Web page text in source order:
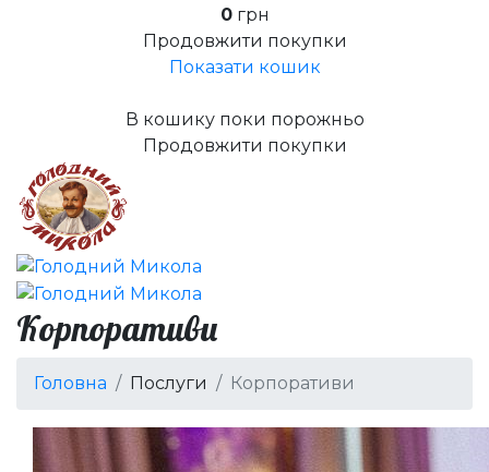
0грн
Продовжити покупки
Показати кошик
В кошику поки порожньо
Продовжити покупки
Корпоративи
Головна Послуги Корпоративи